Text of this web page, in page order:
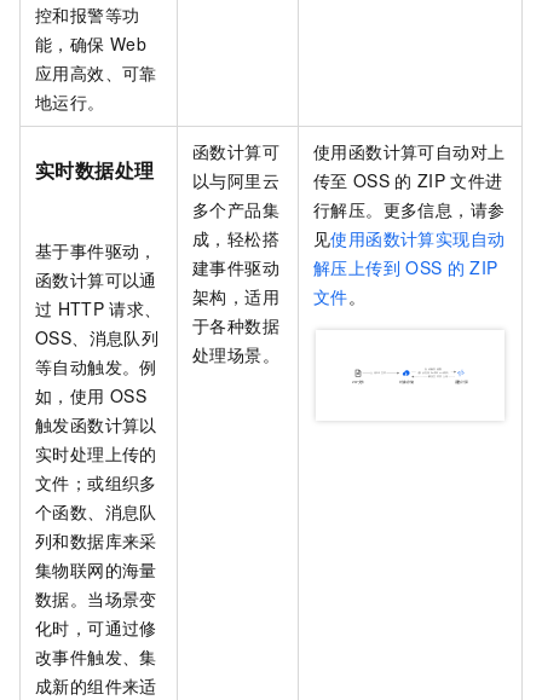
控和报警等功
能，确保 Web
应用高效、可靠
地运行。
实时数据处理
基于事件驱动，
函数计算可以通
过 HTTP 请求、
OSS、消息队列
等自动触发。例
如，使用 OSS
触发函数计算以
实时处理上传的
文件；或组织多
个函数、消息队
列和数据库来采
集物联网的海量
数据。当场景变
化时，可通过修
改事件触发、集
成新的组件来适
函数计算可
以与阿里云
多个产品集
成，轻松搭
建事件驱动
架构，适用
于各种数据
处理场景。
使用函数计算可自动对上
传至 OSS 的 ZIP 文件进
行解压。更多信息，请参
见使用函数计算实现自动
解压上传到 OSS 的 ZIP
文件。